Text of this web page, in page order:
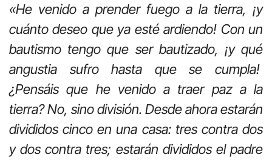
«He venido a prender fuego a la tierra, ¡y
cuánto deseo que ya esté ardiendo! Con un
bautismo tengo que ser bautizado, ¡y qué
angustia sufro hasta que se cumpla!
¿Pensáis que he venido a traer paz a la
tierra? No, sino división. Desde ahora estarán
divididos cinco en una casa: tres contra dos
y dos contra tres; estarán divididos el padre